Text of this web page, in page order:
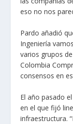
eso no nos
Pardo añadió
Ingeniería
varios grupos
Colombia
consensos en
El año pasado
en el que fijó
infraestructura.